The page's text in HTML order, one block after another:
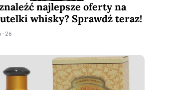
najlepsze oferty na
whisky? Sprawdź teraz!
26